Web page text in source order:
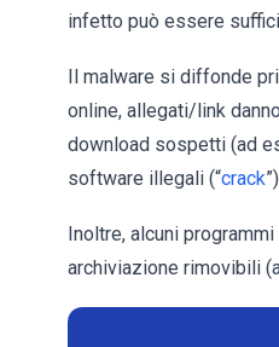
infetto può essere
Il malware si diffonde
online, allegati/link
download sospetti (ad
software illegali (“crack
Inoltre, alcuni
archiviazione rimovibili